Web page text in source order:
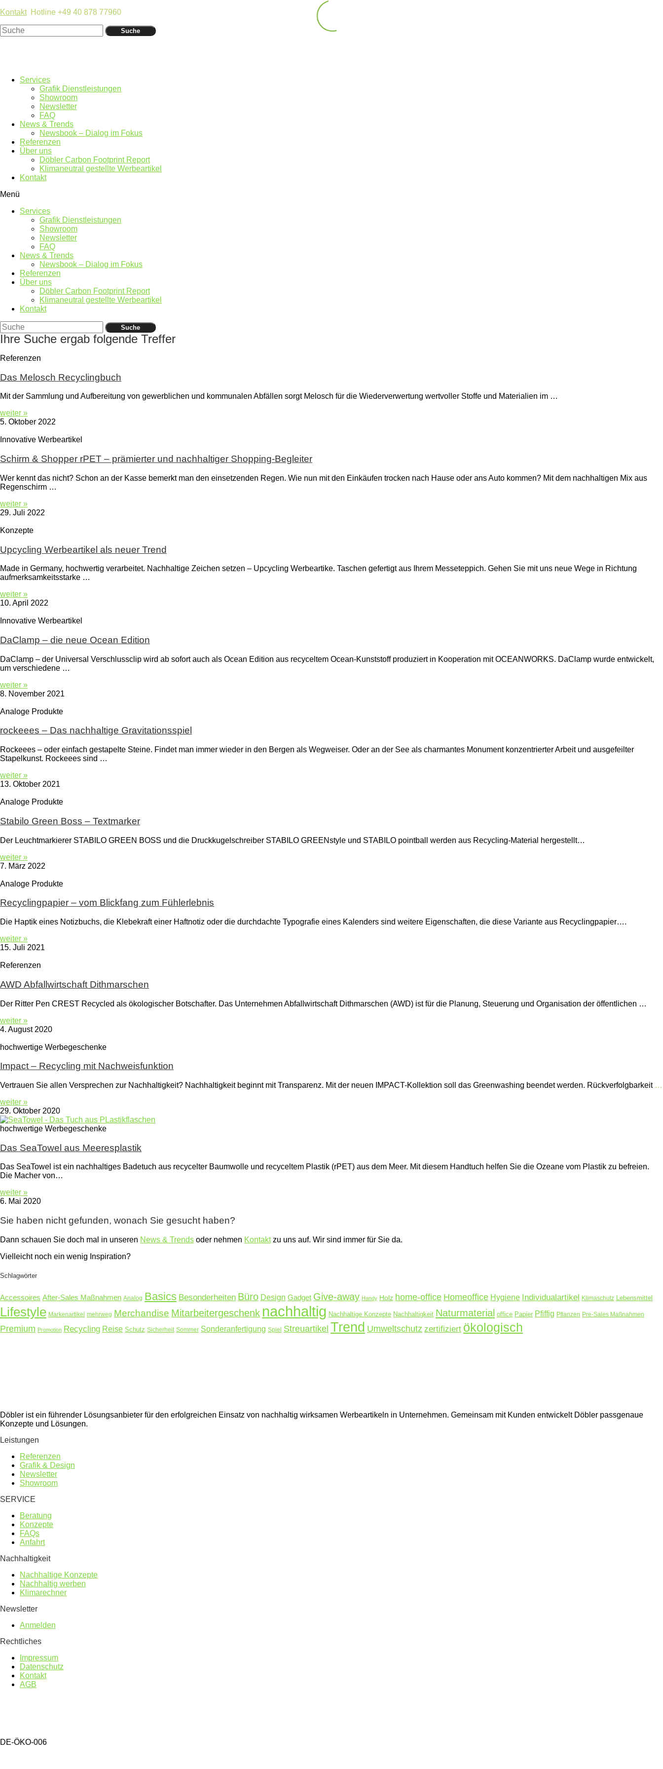
KontaktHotline +49 40 878 77960
Suche
Services
Grafik Dienstleistungen
Showroom
Newsletter
FAQ
News & Trends
Newsbook – Dialog im Fokus
Referenzen
Über uns
Döbler Carbon Footprint Report
Klimaneutral gestellte Werbeartikel
Kontakt
Menü
Services
Grafik Dienstleistungen
Showroom
Newsletter
FAQ
News & Trends
Newsbook – Dialog im Fokus
Referenzen
Über uns
Döbler Carbon Footprint Report
Klimaneutral gestellte Werbeartikel
Kontakt
Suche
Ihre Suche ergab folgende Treffer
Referenzen
Das Melosch Recyclingbuch
Mit der Sammlung und Aufbereitung von gewerblichen und kommunalen Abfällen sorgt Melosch für die Wiederverwertung wertvoller Stoffe und Materialien im …
weiter »
5. Oktober 2022
Innovative Werbeartikel
Schirm & Shopper rPET – prämierter und nachhaltiger Shopping-Begleiter
Wer kennt das nicht? Schon an der Kasse bemerkt man den einsetzenden Regen. Wie nun mit den Einkäufen trocken nach Hause oder ans Auto kommen? Mit dem nachhaltigen Mix aus
Regenschirm …
weiter »
29. Juli 2022
Konzepte
Upcycling Werbeartikel als neuer Trend
Made in Germany, hochwertig verarbeitet. Nachhaltige Zeichen setzen – Upcycling Werbeartike. Taschen gefertigt aus Ihrem Messeteppich. Gehen Sie mit uns neue Wege in Richtung
aufmerksamkeitsstarke …
weiter »
10. April 2022
Innovative Werbeartikel
DaClamp – die neue Ocean Edition
DaClamp – der Universal Verschlussclip wird ab sofort auch als Ocean Edition aus recyceltem Ocean-Kunststoff produziert in Kooperation mit OCEANWORKS. DaClamp wurde entwickelt,
um verschiedene …
weiter »
8. November 2021
Analoge Produkte
rockeees – Das nachhaltige Gravitationsspiel
Rockeees – oder einfach gestapelte Steine. Findet man immer wieder in den Bergen als Wegweiser. Oder an der See als charmantes Monument konzentrierter Arbeit und ausgefeilter
Stapelkunst. Rockeees sind …
weiter »
13. Oktober 2021
Analoge Produkte
Stabilo Green Boss – Textmarker
Der Leuchtmarkierer STABILO GREEN BOSS und die Druckkugelschreiber STABILO GREENstyle und STABILO pointball werden aus Recycling-Material hergestellt…
weiter »
7. März 2022
Analoge Produkte
Recyclingpapier – vom Blickfang zum Fühlerlebnis
Die Haptik eines Notizbuchs, die Klebekraft einer Haftnotiz oder die durchdachte Typografie eines Kalenders sind weitere Eigenschaften, die diese Variante aus Recyclingpapier….
weiter »
15. Juli 2021
Referenzen
AWD Abfallwirtschaft Dithmarschen
Der Ritter Pen CREST Recycled als ökologischer Botschafter. Das Unternehmen Abfallwirtschaft Dithmarschen (AWD) ist für die Planung, Steuerung und Organisation der öffentlichen …
weiter »
4. August 2020
hochwertige Werbegeschenke
Impact – Recycling mit Nachweisfunktion
Vertrauen Sie allen Versprechen zur Nachhaltigkeit? Nachhaltigkeit beginnt mit Transparenz. Mit der neuen IMPACT-Kollektion soll das Greenwashing beendet werden. Rückverfolgbarkeit …
weiter »
29. Oktober 2020
hochwertige Werbegeschenke
Das SeaTowel aus Meeresplastik
Das SeaTowel ist ein nachhaltiges Badetuch aus recycelter Baumwolle und recyceltem Plastik (rPET) aus dem Meer. Mit diesem Handtuch helfen Sie die Ozeane vom Plastik zu befreien.
Die Macher von…
weiter »
6. Mai 2020
Sie haben nicht gefunden, wonach Sie gesucht haben?
Dann schauen Sie doch mal in unseren News & Trends oder nehmen Kontaktzu uns auf. Wir sind immer für Sie da.
Vielleicht noch ein wenig Inspiration?
Schlagwörter
Accessoires After-Sales Maßnahmen Analog Basics Besonderheiten Büro Design Gadget Give-away Handy Holz home-office Homeoffice Hygiene Individualartikel Klimaschutz Lebensmittel
Lifestyle Markenartikel mehrweg Merchandise Mitarbeitergeschenk nachhaltig Nachhaltige Konzepte Nachhaltigkeit Naturmaterial office Papier Pfiffig Pflanzen Pre-Sales Maßnahmen
Premium Promotion Recycling Reise Schutz Sicherheit Sommer Sonderanfertigung Spiel Streuartikel Trend Umweltschutz zertifiziert ökologisch
Döbler ist ein führender Lösungsanbieter für den erfolgreichen Einsatz von nachhaltig wirksamen Werbeartikeln in Unternehmen. Gemeinsam mit Kunden entwickelt Döbler passgenaue
Konzepte und Lösungen.
Leistungen
Referenzen
Grafik & Design
Newsletter
Showroom
SERVICE
Beratung
Konzepte
FAQs
Anfahrt
Nachhaltigkeit
Nachhaltige Konzepte
Nachhaltig werben
Klimarechner
Newsletter
Anmelden
Rechtliches
Impressum
Datenschutz
Kontakt
AGB
DE-ÖKO-006